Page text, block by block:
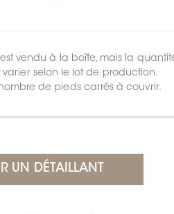
vendu à la boîte, mais la
selon le lot de production.
de pieds carrés à couvrir.
UN DÉTAILLANT